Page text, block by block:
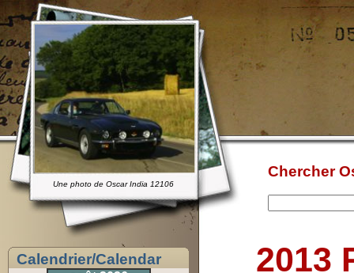
Une photo de Oscar India 12106
Chercher
Calendrier/Calendar
2013